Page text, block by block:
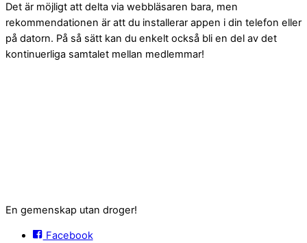
Det är möjligt att delta via webbläsaren bara, men
rekommendationen är att du installerar appen i din telefon eller
på datorn. På så sätt kan du enkelt också bli en del av det
kontinuerliga samtalet mellan medlemmar!
En gemenskap utan droger!
Facebook